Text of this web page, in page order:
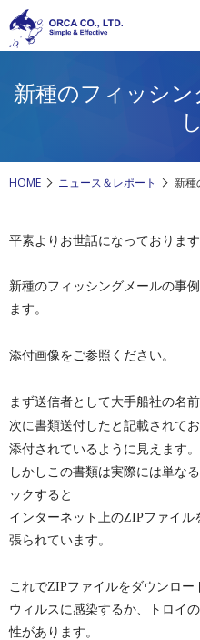
新種のフィッシ
HOME ニュース＆レポート 新種
平素よりお世話になっております
新種のフィッシングメールの事
ます。
添付画像をご参照ください。
まず送信者として大手船社の名
次に書類送付したと記載されて
添付されているように見えます。
しかしこの書類は実際には単な
ックすると
インターネット上のZIPファイ
張られています。
これでZIPファイルをダウンロー
ウィルスに感染するか、トロイ
性があります。